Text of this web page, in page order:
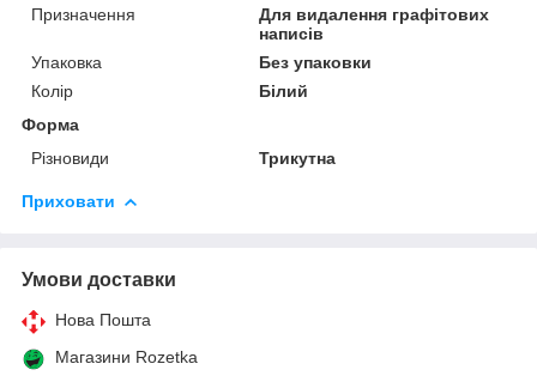
Призначення
Для видалення графітових
написів
Упаковка
Без упаковки
Колір
Білий
Форма
Різновиди
Трикутна
Приховати
Умови доставки
Нова Пошта
Магазини Rozetka